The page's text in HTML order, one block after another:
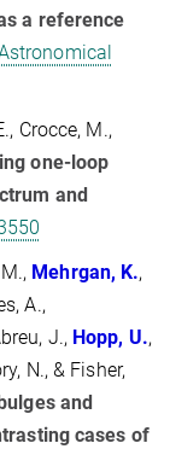
a reference
Crocce, M.,
one-loop
and
Mehrgan, K.,
A.,
J., Hopp, U.,
N., & Fisher,
and
cases of